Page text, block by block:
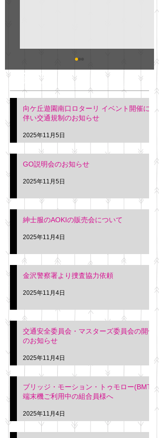
明日(11月6日)午後3時～5
階会議室にてGOの説明会
を行います。 神奈川個人
タクシー協同組合 専務 佐
久間
最新記事
向ケ丘遊園南口ロターリ イベント開催に
伴い交通規制のお知らせ
2025年11月5日
GO説明会のお知らせ
2025年11月5日
紳士服のAOKIの販売会について
2025年11月4日
金沢警察署より捜査協力依頼
2025年11月4日
交通安全委員会・マスターズ委員会の開催
のお知らせ
2025年11月4日
ブリッジ・モーション・トゥモロー(BMT)
端末機ご利用中の組合員様へ
2025年11月4日